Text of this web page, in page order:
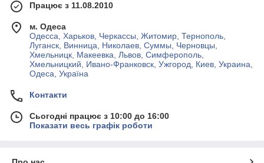
Працює з 11.08.2010
м. Одеса
Одесса, Харьков, Черкассы, Житомир, Тернополь,
Луганск, Винница, Николаев, Суммы, Черновцы,
Хмельницк, Макеевка, Львов, Симферополь,
Хмельницкий, Ивано-Франковск, Ужгород, Киев, Украина,
Одеса, Україна
Контакти
Сьогодні працює з 10:00 до 16:00
Показати весь графік роботи